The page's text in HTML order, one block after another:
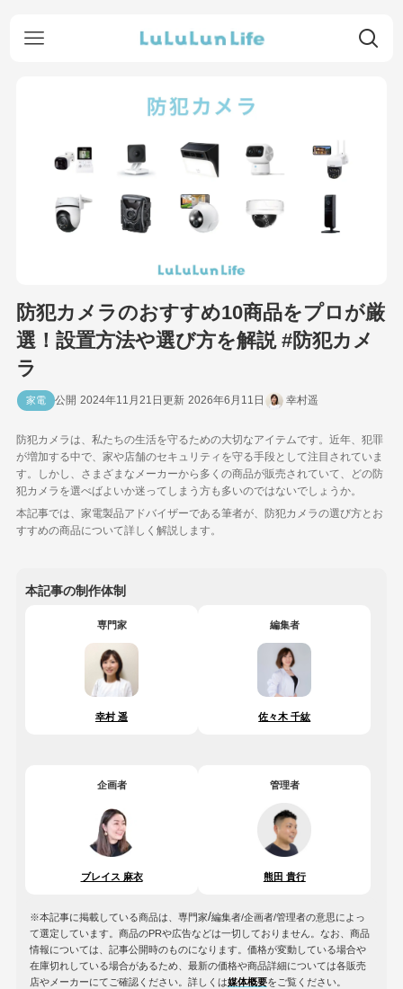
防犯カメラのおすすめ10商品をプロが厳
選！設置方法や選び方を解説 #防犯カメ
ラ
家電 2024年11月21日 2026年6月11日 幸村遥
防犯カメラは、私たちの生活を守るための大切なアイテムです。近年、犯罪
が増加する中で、家や店舗のセキュリティを守る手段として注目されていま
す。しかし、さまざまなメーカーから多くの商品が販売されていて、どの防
犯カメラを選べばよいか迷ってしまう方も多いのではないでしょうか。
本記事では、家電製品アドバイザーである筆者が、防犯カメラの選び方とお
すすめの商品について詳しく解説します。
本記事の制作体制
専門家
幸村 遥
編集者
佐々木 千紘
企画者
ブレイス 麻衣
管理者
熊田 貴行
※本記事に掲載している商品は、専門家/編集者/企画者/管理者の意思によっ
て選定しています。商品のPRや広告などは一切しておりません。なお、商品
情報については、記事公開時のものになります。価格が変動している場合や
在庫切れしている場合があるため、最新の価格や商品詳細については各販売
店やメーカーにてご確認ください。詳しくは媒体概要をご覧ください。